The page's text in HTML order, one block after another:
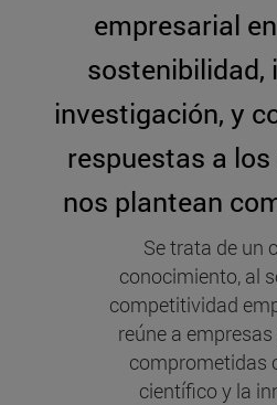
empresarial
sostenibilidad,
investigación, y
respuestas a
nos plantean
Se trata de un
conocimiento, al
competitividad
reúne a
comprometidas
científico y la